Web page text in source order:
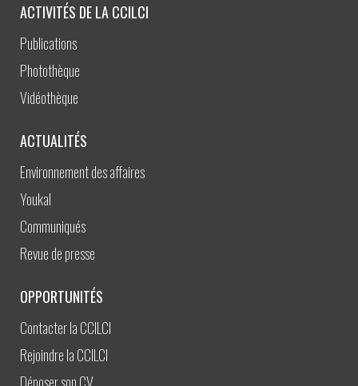
ACTIVITÉS DE LA CCILCI
Publications
Photothèque
Vidéothèque
ACTUALITÉS
Environnement des affaires
Youkal
Communiqués
Revue de presse
OPPORTUNITÉS
Contacter la CCILCI
Rejoindre la CCILCI
Déposer son CV